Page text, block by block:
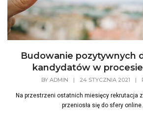
Budowanie pozytywnych
kandydatów w
BY ADMIN | 24 STYCZNIA 2021 |
Na przestrzeni ostatnich miesięcy rekrutacja
przeniosła się do sfery online.